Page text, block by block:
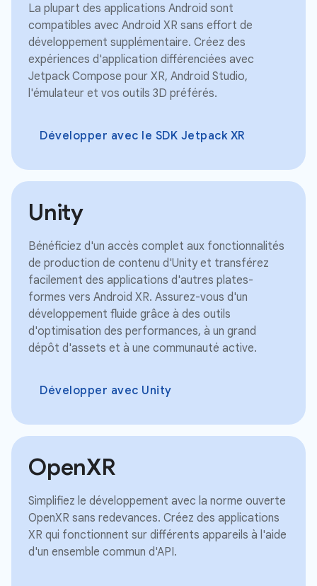
La plupart des applications Android sont
compatibles avec Android XR sans effort de
développement supplémentaire. Créez des
expériences d'application différenciées avec
Jetpack Compose pour XR, Android Studio,
l'émulateur et vos outils 3D préférés.
Développer avec le SDK Jetpack XR
Unity
Bénéficiez d'un accès complet aux fonctionnalités
de production de contenu d'Unity et transférez
facilement des applications d'autres plates-
formes vers Android XR. Assurez-vous d'un
développement fluide grâce à des outils
d'optimisation des performances, à un grand
dépôt d'assets et à une communauté active.
Développer avec Unity
OpenXR
Simplifiez le développement avec la norme ouverte
OpenXR sans redevances. Créez des applications
XR qui fonctionnent sur différents appareils à l'aide
d'un ensemble commun d'API.